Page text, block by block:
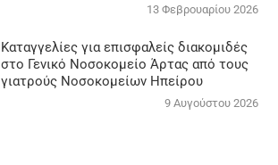
13 Φεβρουαρίου 2026
Καταγγελίες για επισφαλείς διακομιδές
στο Γενικό Νοσοκομείο Άρτας από τους
γιατρούς Νοσοκομείων Ηπείρου
9 Αυγούστου 2026